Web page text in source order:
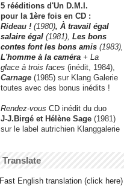
5 rééditions d'Un D.M.I.
pour la 1ère fois en CD :
Rideau ! (1980), À travail égal
salaire égal (1981), Les bons
contes font les bons amis (1983),
L'homme à la caméra + La
glace à trois faces (inédit, 1984),
Carnage (1985) sur Klang Galerie
toutes avec des bonus inédits !
Rendez-vous CD inédit du duo
J-J.Birgé et Hélène Sage (1981)
sur le label autrichien Klanggalerie
Translate
Fast English translation (click here)